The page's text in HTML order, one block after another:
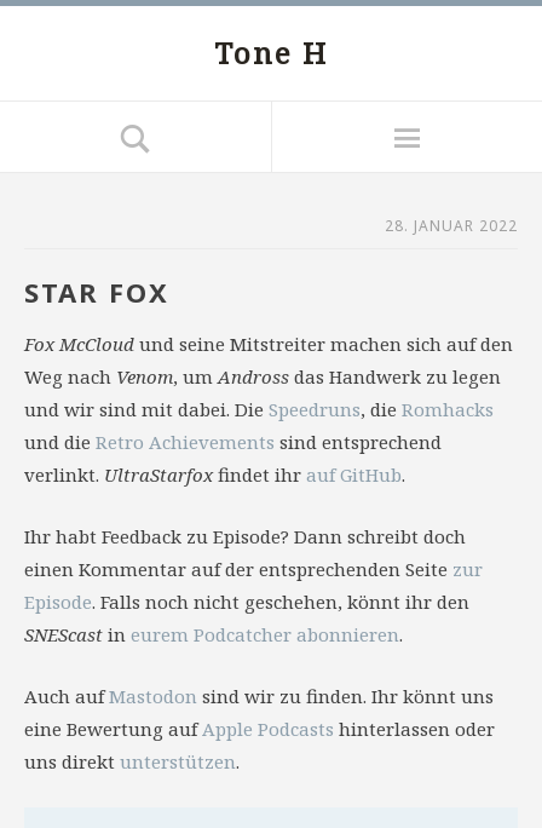
Tone H
28. JANUAR 2022
STAR FOX
Fox McCloud und seine Mitstreiter machen sich auf den
Weg nach Venom, umAndross das Handwerk zu legen
und wir sind mit dabei. Die Speedruns, die Romhacks
und die Retro Achievements sind entsprechend
verlinkt. UltraStarfoxfindet ihr auf GitHub.
Ihr habt Feedback zu Episode? Dann schreibt doch
einen Kommentar auf der entsprechenden Seite zur
Episode. Falls noch nicht geschehen, könnt ihr den
SNEScast in eurem Podcatcher abonnieren.
Auch aufMastodon sind wir zu finden. Ihr könnt uns
eine Bewertung aufApple Podcasts hinterlassen oder
uns direkt unterstützen.